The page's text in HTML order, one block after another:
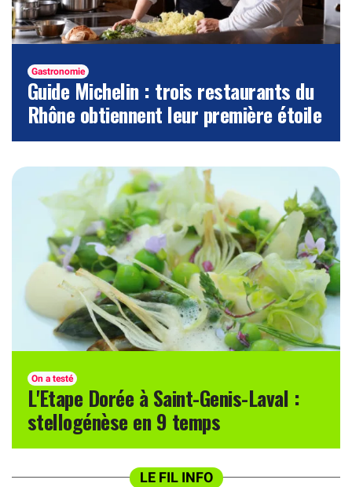
Gastronomie
Guide Michelin : trois restaurants du
Rhône obtiennent leur première étoile
On a testé
L'Etape Dorée à Saint-Genis-Laval :
stellogénèse en 9 temps
LE FIL INFO